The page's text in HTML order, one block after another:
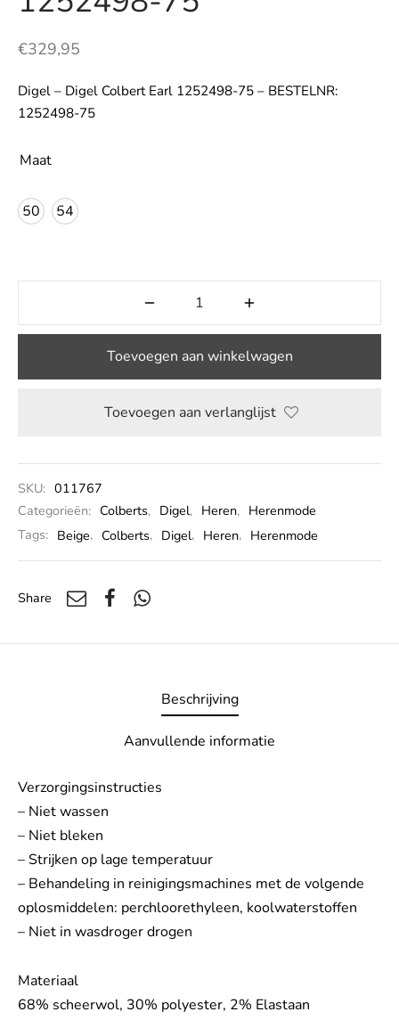
€329,95
Digel – Digel Colbert Earl 1252498-75 – BESTELNR:
1252498-75
Maat
50 54
Toevoegen aan winkelwagen
Toevoegen aan verlanglijst
SKU: 011767
Categorieën: Colberts, Digel, Heren, Herenmode
Tags: Beige, Colberts, Digel, Heren, Herenmode
Share
Beschrijving
Aanvullende informatie
Verzorgingsinstructies
– Niet wassen
– Niet bleken
– Strijken op lage temperatuur
– Behandeling in reinigingsmachines met de volgende
oplosmiddelen: perchloorethyleen, koolwaterstoffen
– Niet in wasdroger drogen
Materiaal
68% scheerwol, 30% polyester, 2% Elastaan